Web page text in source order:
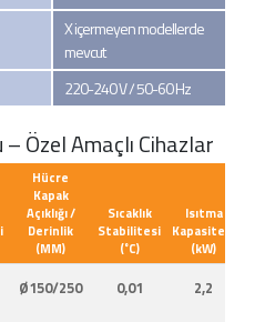
X içermeyen modellerde
mevcut
220-240 V / 50-60 Hz
Özel Amaçlı Cihazlar
Hücre
Kapak
Açıklığı /
Derinlik
(MM)
Sıcaklık
Stabilitesi
(˚C)
Isıtma
Kapasitesi
(kW)
Ø150/250 0,01 2,2